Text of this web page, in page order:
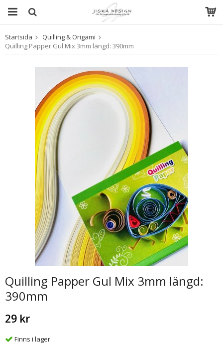
Produkten har blivit tillagd i varukorgen
Startsida
Quilling & Origami
Quilling Papper Gul Mix 3mm längd: 390mm
Quilling Papper Gul Mix 3mm längd:
390mm
29 kr
Finns i lager